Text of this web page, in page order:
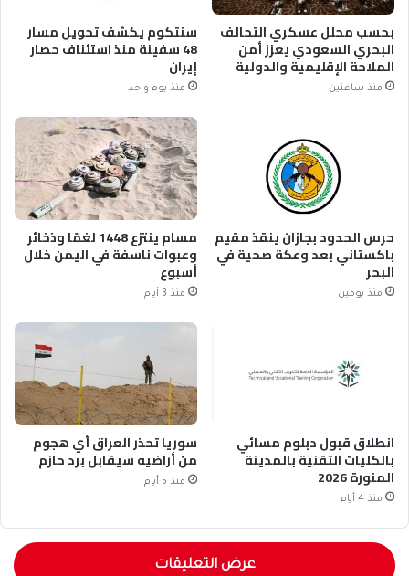
بحسب محلل عسكري التحالف
البحري السعودي يعزز أمن
الملاحة الإقليمية والدولية
منذ ساعتين
سنتكوم يكشف تحويل مسار
48 سفينة منذ استئناف حصار
إيران
منذ يوم واحد
حرس الحدود بجازان ينقذ مقيم
باكستاني بعد وعكة صحية في
البحر
منذ يومين
مسام ينتزع 1448 لغمًا وذخائر
وعبوات ناسفة في اليمن خلال
أسبوع
منذ 3 أيام
انطلاق قبول دبلوم مسائي
بالكليات التقنية بالمدينة
المنورة 2026
منذ 4 أيام
سوريا تحذر العراق أي هجوم
من أراضيه سيقابل برد حازم
منذ 5 أيام
عرض التعليقات